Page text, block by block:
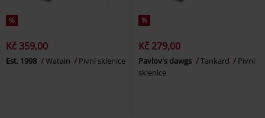
%
Kč 359,00
Est. 1998 Watain Pivní sklenice
%
Kč 279,00
Pavlov's dawgs Tankard
Pivní
sklenice